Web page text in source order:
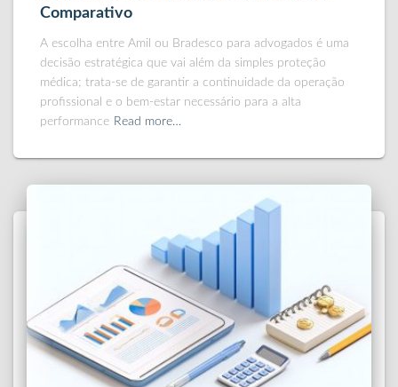
Comparativo
A escolha entre Amil ou Bradesco para advogados é uma
decisão estratégica que vai além da simples proteção
médica; trata-se de garantir a continuidade da operação
profissional e o bem-estar necessário para a alta
performance Read more…